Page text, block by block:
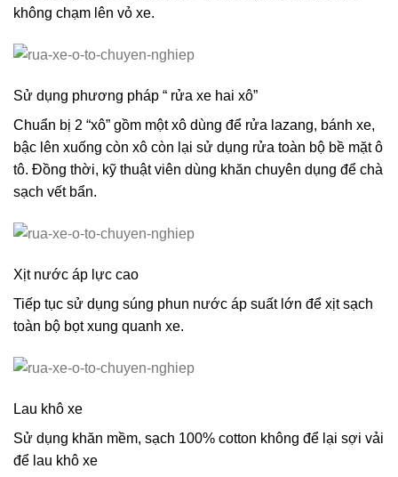
không chạm lên vỏ xe.
Sử dụng phương pháp “ rửa xe hai xô”
Chuẩn bị 2 “xô” gồm một xô dùng để rửa lazang, bánh xe,
bậc lên xuống còn xô còn lại sử dụng rửa toàn bộ bề mặt ô
tô. Đồng thời, kỹ thuật viên dùng khăn chuyên dụng để chà
sạch vết bẩn.
Xịt nước áp lực cao
Tiếp tục sử dụng súng phun nước áp suất lớn để xịt sạch
toàn bộ bọt xung quanh xe.
Lau khô xe
Sử dụng khăn mềm, sạch 100% cotton không để lại sợi vải
để lau khô xe